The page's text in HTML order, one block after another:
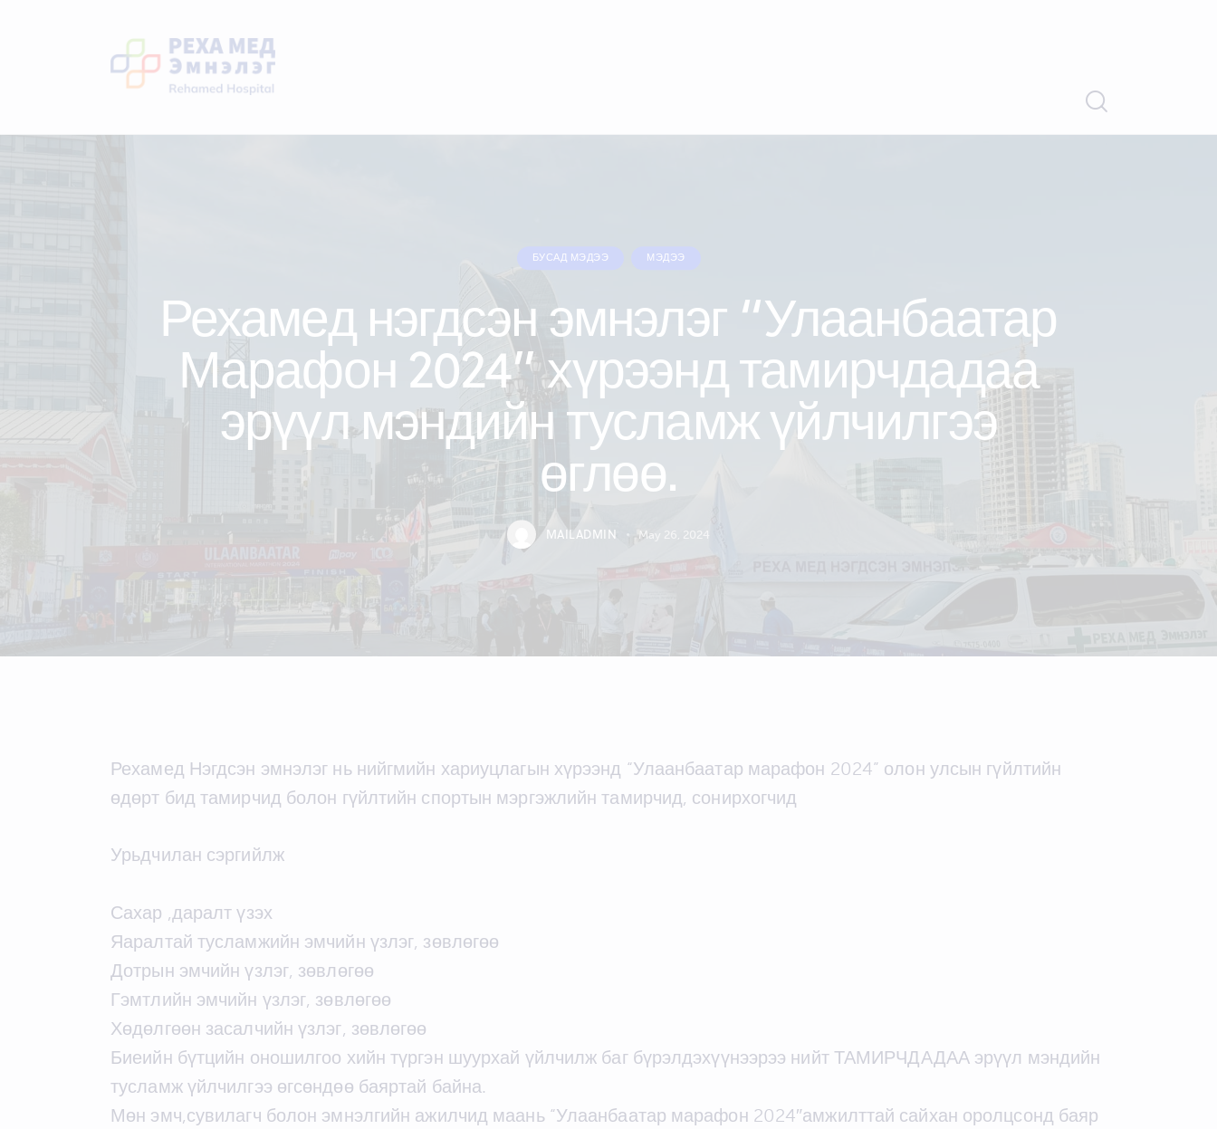
БУСАД МЭДЭЭ МЭДЭЭ
Рехамед нэгдсэн эмнэлэг “Улаанбаатар
Марафон 2024” хүрээнд тамирчдадаа
эрүүл мэндийн тусламж үйлчилгээ
өглөө.
MAILADMIN May 26, 2024
Рехамед Нэгдсэн эмнэлэг нь нийгмийн хариуцлагын хүрээнд “Улаанбаатар марафон 2024” олон улсын гүйлтийн
өдөрт бид тамирчид болон гүйлтийн спортын мэргэжлийн тамирчид, сонирхогчид
Урьдчилан сэргийлж
Сахар ,даралт үзэх
Яаралтай тусламжийн эмчийн үзлэг, зөвлөгөө
Дотрын эмчийн үзлэг, зөвлөгөө
Гэмтлийн эмчийн үзлэг, зөвлөгөө
Хөдөлгөөн засалчийн үзлэг, зөвлөгөө
Биеийн бүтцийн оношилгоо хийн түргэн шуурхай үйлчилж баг бүрэлдэхүүнээрээ нийт ТАМИРЧДАДАА эрүүл мэндийн
тусламж үйлчилгээ өгсөндөө баяртай байна.
Мөн эмч,сувилагч болон эмнэлгийн ажилчид маань “Улаанбаатар марафон 2024″амжилттай сайхан оролцсонд баяр